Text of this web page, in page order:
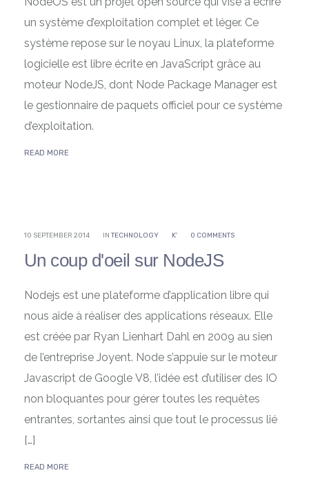
un système d’exploitation complet et léger. Ce
système repose sur le noyau Linux, la plateforme
logicielle est libre écrite en JavaScript grâce au
moteur NodeJS, dont Node Package Manager est
le gestionnaire de paquets officiel pour ce système
d’exploitation.
READ MORE
10 SEPTEMBER 2014 IN TECHNOLOGY K' 0 COMMENTS
Un coup d'oeil sur NodeJS
Nodejs est une plateforme d’application libre qui
nous aide à réaliser des applications réseaux. Elle
est créée par Ryan Lienhart Dahl en 2009 au sien
de l’entreprise Joyent. Node s’appuie sur le moteur
Javascript de Google V8, l’idée est d’utiliser des IO
non bloquantes pour gérer toutes les requêtes
entrantes, sortantes ainsi que tout le processus lié
[…]
READ MORE